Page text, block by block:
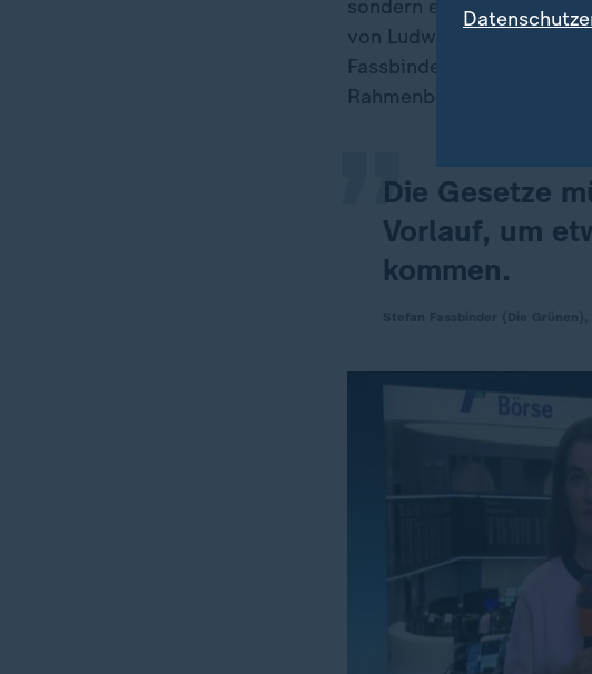
sondern ein
von Ludwigshafen. Um
Fassbinder,
Rahmenbedingungen des
Die Gesetze
Vorlauf, um
kommen.
„